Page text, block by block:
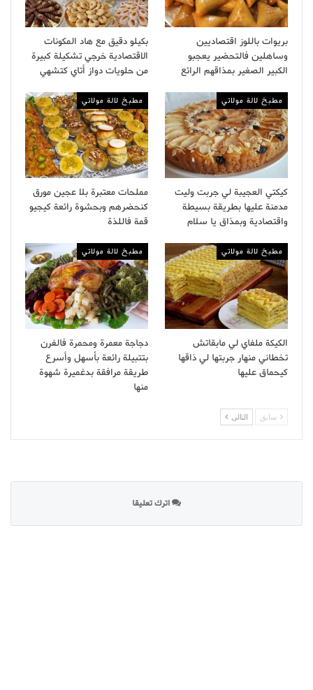
بريوات باللوز اقتصاديين
وساهلين فالتحضير يعجبو
الكبير الصغير بمذاقهم الرائع
بكيلو دقيق مع هاد المكونات
الاقتصادية خرجي تشكيلة كبيرة
من حلويات دواز أتاي كتشهي
مطبخ لالة مولاتي
كيكتي العجيبة لي جربت وليت
مدمنة عليها بطريقة بسيطة
واقتصادية وبمذاق يا سلام
مطبخ لالة مولاتي
مملحات معتبرة بلا عجين مورق
كنحضرهم وبحشوة رائعة كيجيو
قمة فاللذة
مطبخ لالة مولاتي
الكيكة ملفاي لي مابقاتش
تخطاني منهار جربتها لي ذاقها
كيحماق عليها
مطبخ لالة مولاتي
دجاجة معمرة ومحمرة فالفرن
بتتبيلة رائعة بأسهل وأسرع
طريقة مرافقة بدغميرة شهوة
منها
سابق التالى
اترك تعليقا